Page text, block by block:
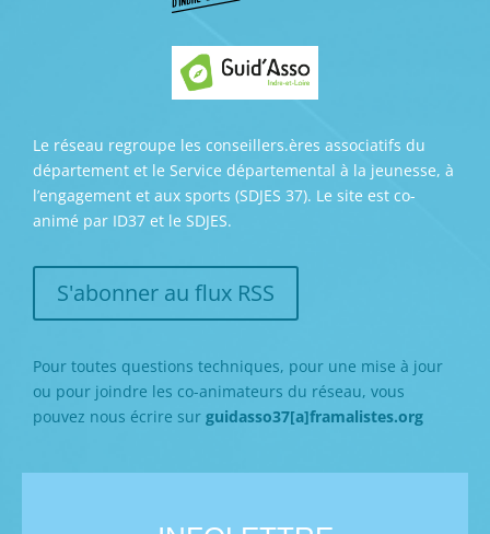
Le réseau regroupe les conseillers.ères associatifs du
département et le Service départemental à la jeunesse, à
l’engagement et aux sports (SDJES 37). Le site est co-
animé par ID37 et le SDJES.
S'abonner au flux RSS
Pour toutes questions techniques, pour une mise à jour
ou pour joindre les co-animateurs du réseau, vous
pouvez nous écrire sur guidasso37[a]framalistes.org